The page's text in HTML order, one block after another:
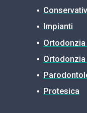
Impianti
Protesica